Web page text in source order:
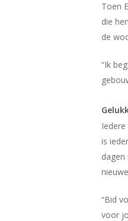
Toen
die
de
“Ik
is
“Bid
voor